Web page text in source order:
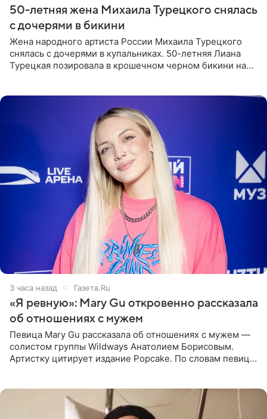
50-летняя жена Михаила Турецкого снялась
с дочерями в бикини
Жена народного артиста России Михаила Турецкого
снялась с дочерями в купальниках. 50-летняя Лиана
Турецкая позировала в крошечном черном бикини на
3 часа назад Газета.Ru
«Я ревную»: Mary Gu откровенно рассказала
об отношениях с мужем
Певица Mary Gu рассказала об отношениях с мужем —
солистом группы Wildways Анатолием Борисовым.
Артистку цитирует издание Popcake. По словам певицы,